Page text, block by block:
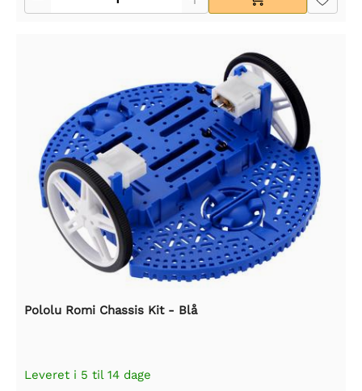
Pololu Romi Chassis Kit - Blå
Leveret i 5 til 14 dage